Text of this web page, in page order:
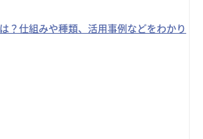
？仕組みや種類、活用事例などをわかり